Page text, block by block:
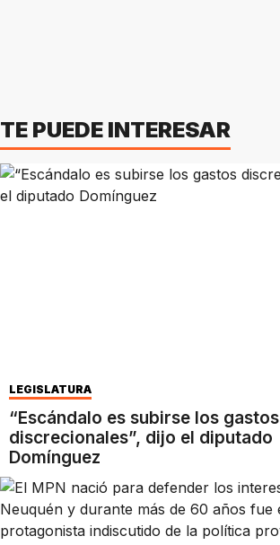
TE PUEDE INTERESAR
LEGISLATURA
“Escándalo es subirse los gastos
discrecionales”, dijo el diputado
Domínguez